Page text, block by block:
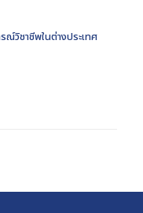
วิชาชีพในต่างประเทศ